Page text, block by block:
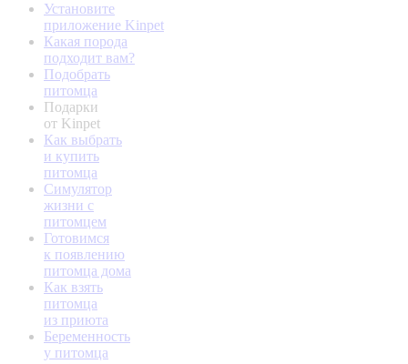
Установите
приложение Kinpet
Какая порода
подходит вам?
Подобрать
питомца
Подарки
от Kinpet
Как выбрать
и купить
питомца
Симулятор
жизни с
питомцем
Готовимся
к появлению
питомца дома
Как взять
питомца
из приюта
Беременность
у питомца